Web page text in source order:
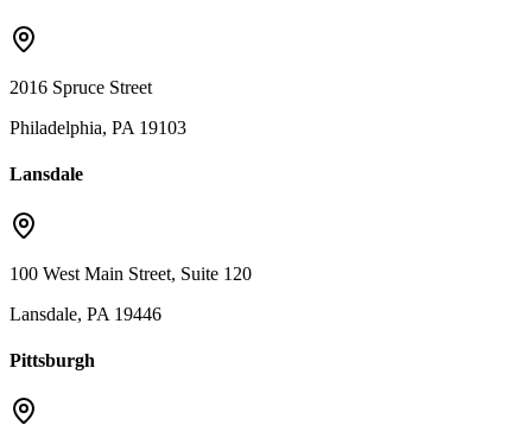
2016 Spruce Street
Philadelphia, PA 19103
Lansdale
100 West Main Street, Suite 120
Lansdale, PA 19446
Pittsburgh